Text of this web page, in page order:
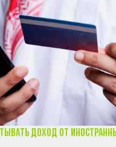
доход от
связи